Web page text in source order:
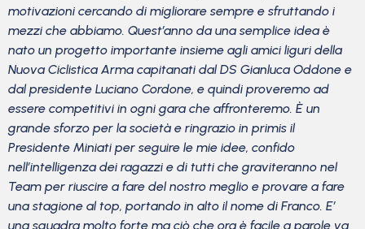
motivazioni cercando di migliorare sempre e sfruttando i
mezzi che abbiamo. Quest’anno da una semplice idea è
nato un progetto importante insieme agli amici liguri della
Nuova Ciclistica Arma capitanati dal DS Gianluca Oddone e
dal presidente Luciano Cordone, e quindi proveremo ad
essere competitivi in ogni gara che affronteremo. È un
grande sforzo per la società e ringrazio in primis il
Presidente Miniati per seguire le mie idee, confido
nell’intelligenza dei ragazzi e di tutti che graviteranno nel
Team per riuscire a fare del nostro meglio e provare a fare
una stagione al top, portando in alto il nome di Franco. E’
una squadra molto forte ma ciò che ora è facile a parole va